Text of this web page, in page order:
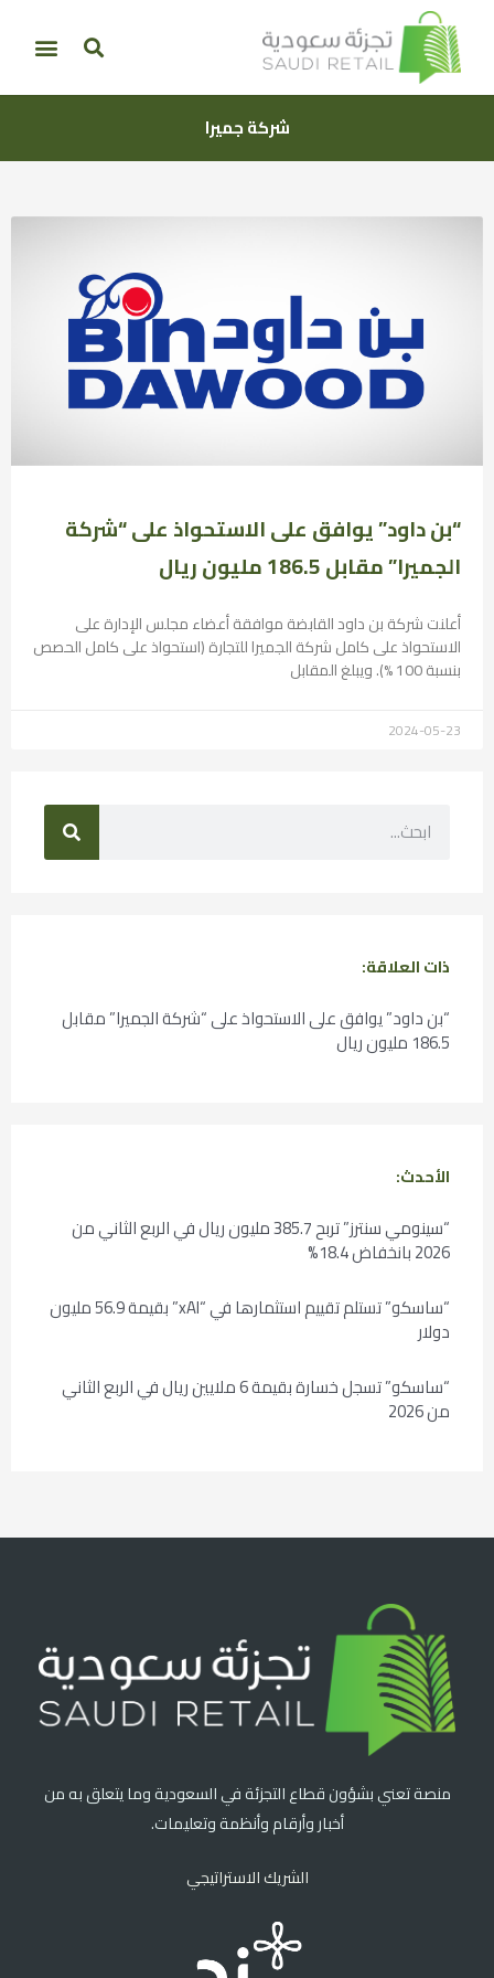
شركة جميرا
“بن داود” يوافق على الاستحواذ على “شركة
الجميرا” مقابل 186.5 مليون ريال
أعلنت شركة بن داود القابضة موافقة أعضاء مجلس الإدارة على
الاستحواذ على كامل شركة الجميرا للتجارة (استحواذ على كامل الحصص
بنسبة 100 %). ويبلغ المقابل
2024-05-23
ذات العلاقة:
“بن داود” يوافق على الاستحواذ على “شركة الجميرا” مقابل
186.5 مليون ريال
الأحدث:
“سينومي سنترز” تربح 385.7 مليون ريال في الربع الثاني من
2026 بانخفاض 18.4%
“ساسكو” تستلم تقييم استثمارها في “xAI” بقيمة 56.9 مليون
دولار
“ساسكو” تسجل خسارة بقيمة 6 ملايين ريال في الربع الثاني
من 2026
منصة تعني بشؤون قطاع التجزئة في السعودية وما يتعلق به من
أخبار وأرقام وأنظمة وتعليمات.
الشريك الاستراتيجي